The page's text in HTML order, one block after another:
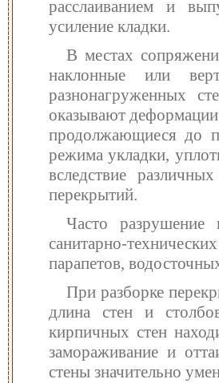
расслаиванием и
усиление кладки.
В местах
наклонные или
разнонагруженных
оказывают
продолжающиеся до
режима укладки,
вследствие
перекрытий.
Часто разрушение
санитарно-
парапетов,
При разборке
длина стен и
кирпичных стен
замораживание и
стены значительно